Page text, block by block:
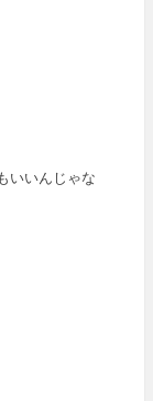
いいんじゃな